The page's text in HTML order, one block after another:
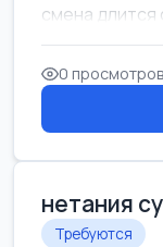
смена длится
0 просмотров
нетания
Требуются